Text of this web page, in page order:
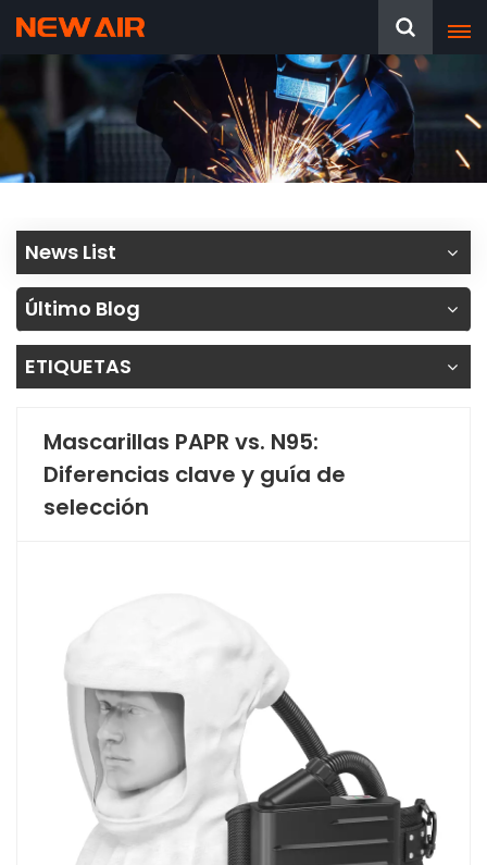
News List
Último Blog
ETIQUETAS
Mascarillas PAPR vs. N95:
Diferencias clave y guía de
selección